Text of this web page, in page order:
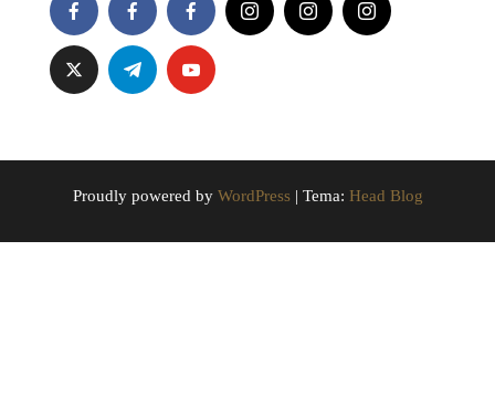
Proudly powered by WordPress | Tema: Head Blog